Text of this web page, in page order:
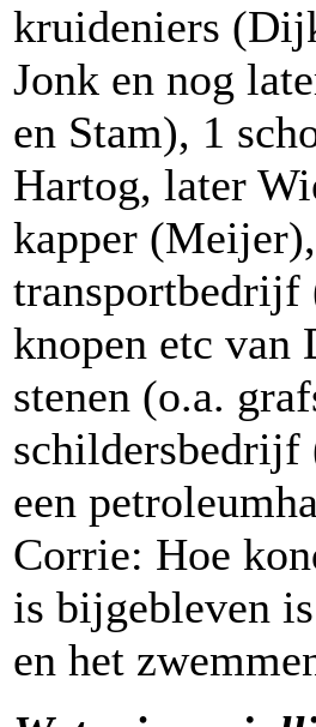
kruideniers
Jonk en nog
en Stam), 1
Hartog, later
kapper
transportbedrijf
knopen etc
stenen (o.a.
een
Corrie: Hoe
is bijgebleven
en het